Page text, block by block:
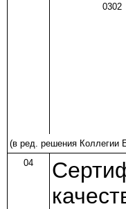
0302
(в ред. решенияКоллегии
04